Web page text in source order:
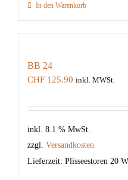
In den Warenkorb
BB 24
CHF 125.90 inkl. MWSt.
inkl. 8.1 % MwSt.
zzgl. Versandkosten
Lieferzeit: Plisseestoren 20